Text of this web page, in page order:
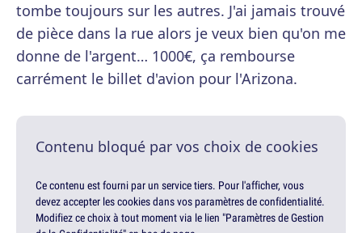
tombe toujours sur les autres. J'ai jamais trouvé
de pièce dans la rue alors je veux bien qu'on me
donne de l'argent… 1000€, ça rembourse
carrément le billet d'avion pour l'Arizona.
Contenu bloqué par vos choix de cookies
Ce contenu est fourni par un service tiers. Pour l'afficher, vous
devez accepter les cookies dans vos paramètres de confidentialité.
Modifiez ce choix à tout moment via le lien "Paramètres de Gestion